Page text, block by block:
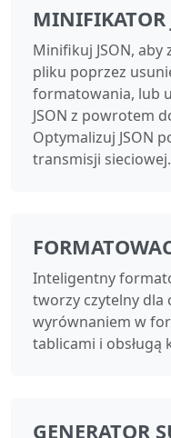
MINIFIKATOR
Minifikuj JSON,
pliku poprzez
formatowania, lub
JSON z powrotem
Optymalizuj JSON
transmisji sieciowej.
Inteligentny
tworzy czytelny dla
wyrównaniem w
tablicami i obsługą
GENERATOR